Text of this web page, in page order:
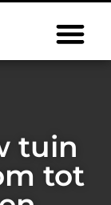
tuin
tot